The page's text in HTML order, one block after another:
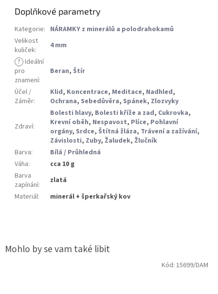
Doplňkové parametry
Kategorie: NÁRAMKY z minerálů a polodrahokamů
Velikost
kuliček:
4 mm
? Ideální
pro
znamení:
Beran, Štír
Účel /
Záměr:
Klid, Koncentrace, Meditace, Nadhled,
Ochrana, Sebedůvěra, Spánek, Zlozvyky
Zdraví:
Bolesti hlavy, Bolesti kříže a zad, Cukrovka,
Krevní oběh, Nespavost, Plíce, Pohlavní
orgány, Srdce, Štítná žláza, Trávení a zažívání,
Závislosti, Zuby, Žaludek, Žlučník
Barva:
Bílá / Průhledná
Váha:
cca 10 g
Barva
zapínání:
zlatá
Materiál: minerál + šperkařský kov
Kód: 15699/DAM